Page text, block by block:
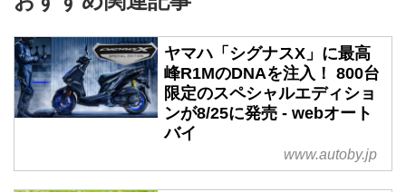
ヤマハ「シグナスX」に最高
峰R1MのDNAを注入！ 800台
限定のスペシャルエディショ
ンが8/25に発売 - webオート
バイ
www.autoby.jp